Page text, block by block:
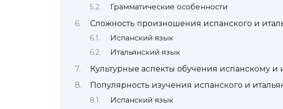
Грамматические особенности
Сложность произношения испанского и
Испанский язык
Итальянский язык
Культурные аспекты обучения испанскому и
Популярность изучения испанского и
Испанский язык